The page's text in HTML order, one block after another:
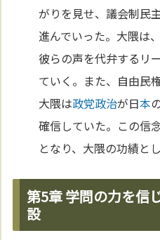
がりを見せ、議会制民
進んでいった。大隈は
彼らの声を代弁するリ
ていく。また、自由民
大隈は政党政治が日本
確信していた。この信
となり、大隈の功績と
第5章 学問の力を信
設